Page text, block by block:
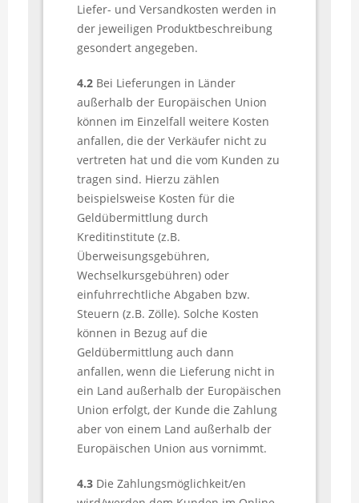
Liefer- und Versandkosten werden in
der jeweiligen Produktbeschreibung
gesondert angegeben.
4.2Bei Lieferungen in Länder
außerhalb der Europäischen Union
können im Einzelfall weitere Kosten
anfallen, die der Verkäufer nicht zu
vertreten hat und die vom Kunden zu
tragen sind. Hierzu zählen
beispielsweise Kosten für die
Geldübermittlung durch
Kreditinstitute (z.B.
Überweisungsgebühren,
Wechselkursgebühren) oder
einfuhrrechtliche Abgaben bzw.
Steuern (z.B. Zölle). Solche Kosten
können in Bezug auf die
Geldübermittlung auch dann
anfallen, wenn die Lieferung nicht in
ein Land außerhalb der Europäischen
Union erfolgt, der Kunde die Zahlung
aber von einem Land außerhalb der
Europäischen Union aus vornimmt.
4.3Die Zahlungsmöglichkeit/en